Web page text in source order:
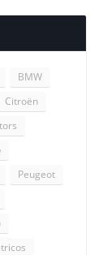
BMW
Citroën
Peugeot